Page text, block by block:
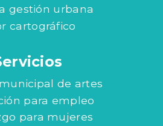
gestión urbana
cartográfico
de artes
para empleo
para mujeres